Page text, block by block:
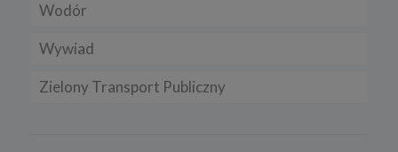
Wodór
Wywiad
Zielony Transport Publiczny